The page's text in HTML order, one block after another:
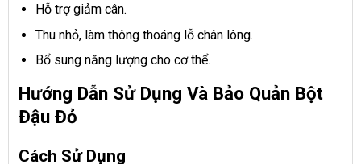
Hỗ trợ giảm cân.
Thu nhỏ, làm thông thoáng lỗ chân lông.
Bổ sung năng lượng cho cơ thể.
Hướng Dẫn Sử Dụng Và Bảo Quản Bột
Đậu Đỏ
Cách Sử Dụng